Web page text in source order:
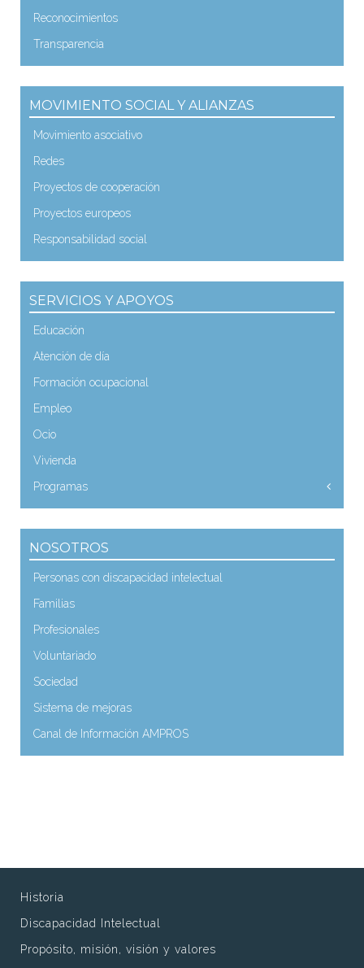
Reconocimientos
Transparencia
MOVIMIENTO SOCIAL Y ALIANZAS
Movimiento asociativo
Redes
Proyectos de cooperación
Proyectos europeos
Responsabilidad social
SERVICIOS Y APOYOS
Educación
Atención de día
Formación ocupacional
Empleo
Ocio
Vivienda
Programas
NOSOTROS
Personas con discapacidad intelectual
Familias
Profesionales
Voluntariado
Sociedad
Sistema de mejoras
Canal de Información AMPROS
Historia
Discapacidad Intelectual
Propósito, misión, visión y valores